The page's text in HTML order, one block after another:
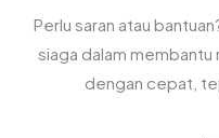
Perlu saran atau
siaga dalam membantu
dengan cepat,